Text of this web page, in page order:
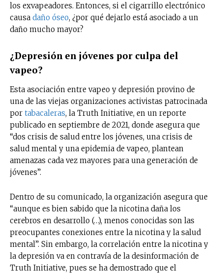
los exvapeadores. Entonces, si el cigarrillo electrónico
causa daño óseo, ¿por qué dejarlo está asociado a un
daño mucho mayor?
¿Depresión en jóvenes por culpa del
vapeo?
Esta asociación entre vapeo y depresión provino de
una de las viejas organizaciones activistas patrocinada
por tabacaleras, la Truth Initiative, en un reporte
publicado en septiembre de 2021, donde asegura que
“dos crisis de salud entre los jóvenes, una crisis de
salud mental y una epidemia de vapeo, plantean
amenazas cada vez mayores para una generación de
jóvenes”.
Dentro de su comunicado, la organización asegura que
“aunque es bien sabido que la nicotina daña los
cerebros en desarrollo (…), menos conocidas son las
preocupantes conexiones entre la nicotina y la salud
mental”. Sin embargo, la correlación entre la nicotina y
la depresión va en contravía de la desinformación de
Truth Initiative, pues se ha demostrado que el